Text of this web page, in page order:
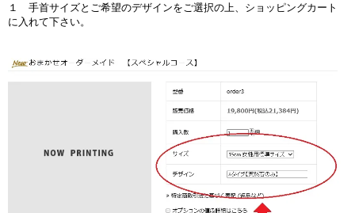
１ 手首サイズとご希望のデザインをご選択の上、ショッピングカート
に入れて下さい。